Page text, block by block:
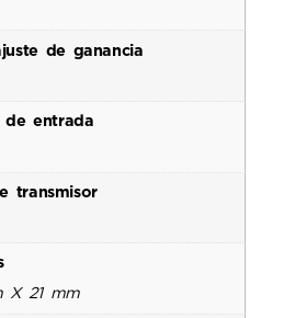
de ganancia
de entrada
transmisor
X 21 mm